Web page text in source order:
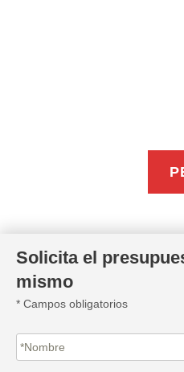
Solicita el
mismo
* Campos obligatorios